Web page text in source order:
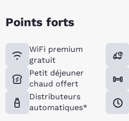
Points forts
WiFi premium
gratuit
Petit déjeuner
chaud offert
Distributeurs
automatiques*